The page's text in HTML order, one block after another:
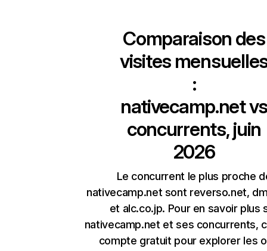
Comparaison des
visites
:
nativecamp.net
concurrents, juin
2026
Le concurrent le plus proche
nativecamp.net sont reverso.net,
et alc.co.jp. Pour en savoir plus
nativecamp.net et ses concurrents,
compte gratuit pour explorer les